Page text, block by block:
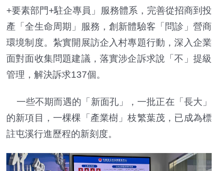
+要素部門+駐企專員」服務體系，完善從招商到投
產「全生命周期」服務，創新體驗客「問診」營商
環境制度。紮實開展訪企入村專題行動，深入企業
面對面收集問題建議，落實涉企訴求說「不」提級
管理，解決訴求137個。
一些不期而遇的「新面孔」，一批正在「長大」
的新項目，一棵棵「產業樹」枝繁葉茂，已成為標
註屯溪行進歷程的新刻度。